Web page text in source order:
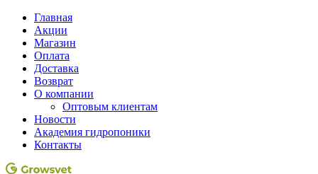
Главная
Акции
Магазин
Оплата
Доставка
Возврат
О компании
Оптовым клиентам
Новости
Академия гидропоники
Контакты